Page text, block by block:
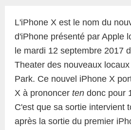
L'iPhone X est le nom du
d'iPhone présenté par Apple
le mardi 12 septembre 2017
Theater des nouveaux
Park. Ce nouvel iPhone X
X à prononcer ten donc pour
C'est que sa sortie intervient
après la sortie du premier